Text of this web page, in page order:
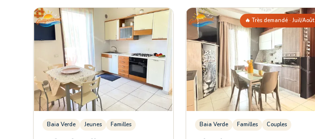
Baia Verde Jeunes Familles
🔥 Très demandé · Juil/Août
Baia Verde Familles Couples